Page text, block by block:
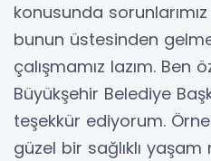
konusunda
bunun üstesinden
çalışmamız lazım. Ben
Büyükşehir Belediye
teşekkür ediyorum.
güzel bir sağlıklı yaşam